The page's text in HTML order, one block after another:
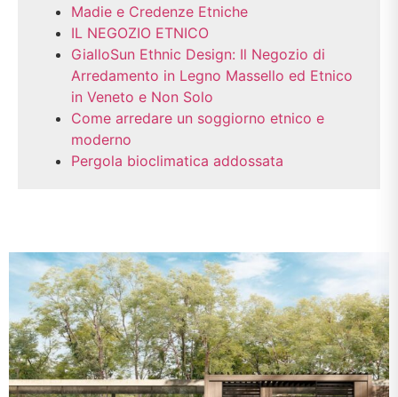
Madie e Credenze Etniche
IL NEGOZIO ETNICO
GialloSun Ethnic Design: Il Negozio di
Arredamento in Legno Massello ed Etnico
in Veneto e Non Solo
Come arredare un soggiorno etnico e
moderno
Pergola bioclimatica addossata